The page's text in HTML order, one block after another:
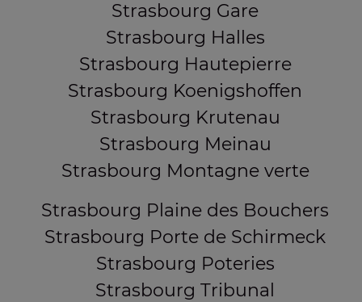
Strasbourg Gare
Strasbourg Halles
Strasbourg Hautepierre
Strasbourg Koenigshoffen
Strasbourg Krutenau
Strasbourg Meinau
Strasbourg Montagne verte
Strasbourg Plaine des Bouchers
Strasbourg Porte de Schirmeck
Strasbourg Poteries
Strasbourg Tribunal